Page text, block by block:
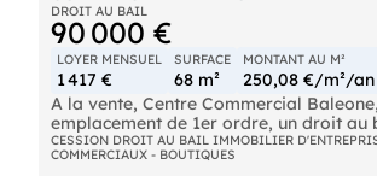
DROIT AU BAIL
90 000 €
LOYER MENSUEL
1 417 €
SURFACE
68 m²
MONTANT AU M²
250,08 €/m²/an
A la vente, Centre Commercial
emplacement de 1er ordre, un droit au
destination de PAP et/ou équipements
personne. Boutique entièrement
CESSION DROIT AU BAIL IMMOBILIER
COMMERCIAUX - BOUTIQUES